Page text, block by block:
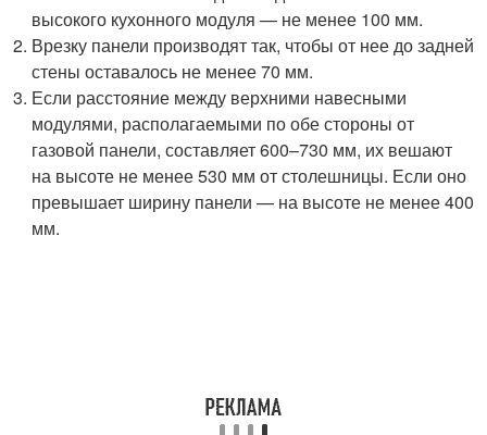
высокого кухонного модуля — не менее 100 мм.
Врезку панели производят так, чтобы от нее до задней
стены оставалось не менее 70 мм.
Если расстояние между верхними навесными
модулями, располагаемыми по обе стороны от
газовой панели, составляет 600–730 мм, их вешают
на высоте не менее 530 мм от столешницы. Если оно
превышает ширину панели — на высоте не менее 400
мм.